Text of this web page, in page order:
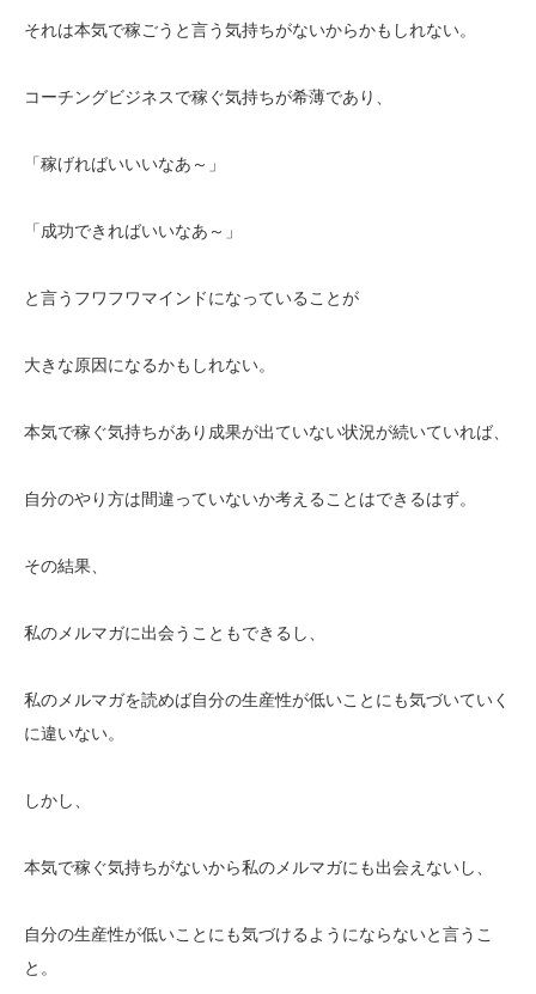
それは本気で稼ごうと言う気持ちがないからかもしれない。
コーチングビジネスで稼ぐ気持ちが希薄であり、
「稼げればいいいなあ～」
「成功できればいいなあ～」
と言うフワフワマインドになっていることが
大きな原因になるかもしれない。
本気で稼ぐ気持ちがあり成果が出ていない状況が続いていれば、
自分のやり方は間違っていないか考えることはできるはず。
その結果、
私のメルマガに出会うこともできるし、
私のメルマガを読めば自分の生産性が低いことにも気づいていく
に違いない。
しかし、
本気で稼ぐ気持ちがないから私のメルマガにも出会えないし、
自分の生産性が低いことにも気づけるようにならないと言うこ
と。